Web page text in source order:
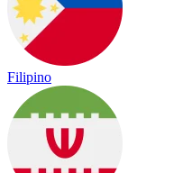
Filipino